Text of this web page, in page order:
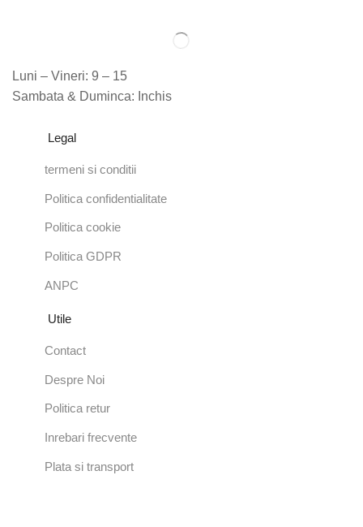
Luni – Vineri: 9 – 15
Sambata & Duminca: Inchis
Legal
termeni si conditii
Politica confidentialitate
Politica cookie
Politica GDPR
ANPC
Utile
Contact
Despre Noi
Politica retur
Inrebari frecvente
Plata si transport